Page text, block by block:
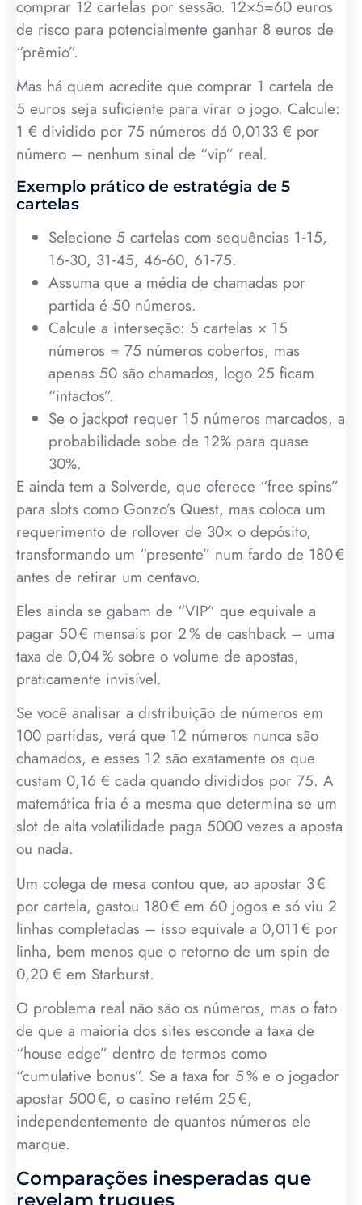
comprar 12 cartelas por sessão. 12×5=60 euros
de risco para potencialmente ganhar 8 euros de
“prêmio”.
Mas há quem acredite que comprar 1 cartela de
5 euros seja suficiente para virar o jogo. Calcule:
1 € dividido por 75 números dá 0,0133 € por
número – nenhum sinal de “vip” real.
Exemplo prático de estratégia de 5
cartelas
Selecione 5 cartelas com sequências 1‑15,
16‑30, 31‑45, 46‑60, 61‑75.
Assuma que a média de chamadas por
partida é 50 números.
Calcule a interseção: 5 cartelas × 15
números = 75 números cobertos, mas
apenas 50 são chamados, logo 25 ficam
“intactos”.
Se o jackpot requer 15 números marcados, a
probabilidade sobe de 12% para quase
30%.
E ainda tem a Solverde, que oferece “free spins”
para slots como Gonzo’s Quest, mas coloca um
requerimento de rollover de 30× o depósito,
transformando um “presente” num fardo de 180 €
antes de retirar um centavo.
Eles ainda se gabam de “VIP” que equivale a
pagar 50 € mensais por 2 % de cashback – uma
taxa de 0,04 % sobre o volume de apostas,
praticamente invisível.
Se você analisar a distribuição de números em
100 partidas, verá que 12 números nunca são
chamados, e esses 12 são exatamente os que
custam 0,16 € cada quando divididos por 75. A
matemática fria é a mesma que determina se um
slot de alta volatilidade paga 5000 vezes a aposta
ou nada.
Um colega de mesa contou que, ao apostar 3 €
por cartela, gastou 180 € em 60 jogos e só viu 2
linhas completadas – isso equivale a 0,011 € por
linha, bem menos que o retorno de um spin de
0,20 € em Starburst.
O problema real não são os números, mas o fato
de que a maioria dos sites esconde a taxa de
“house edge” dentro de termos como
“cumulative bonus”. Se a taxa for 5 % e o jogador
apostar 500 €, o casino retém 25 €,
independentemente de quantos números ele
marque.
Comparações inesperadas que
revelam truques